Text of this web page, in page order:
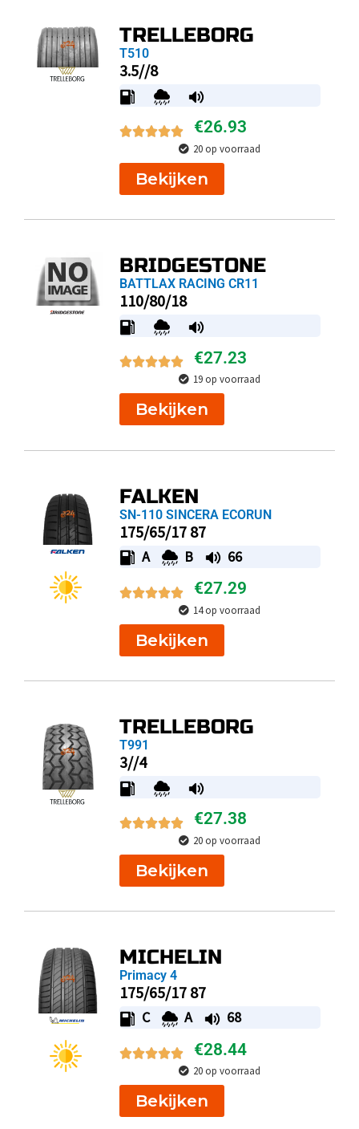
TRELLEBORG
T510
3.5//8
€26.93
20 op voorraad
Bekijken
BRIDGESTONE
BATTLAX RACING CR11
110/80/18
€27.23
19 op voorraad
Bekijken
FALKEN
SN-110 SINCERA ECORUN
175/65/17 87
A B 66
€27.29
14 op voorraad
Bekijken
TRELLEBORG
T991
3//4
€27.38
20 op voorraad
Bekijken
MICHELIN
Primacy 4
175/65/17 87
C A 68
€28.44
20 op voorraad
Bekijken